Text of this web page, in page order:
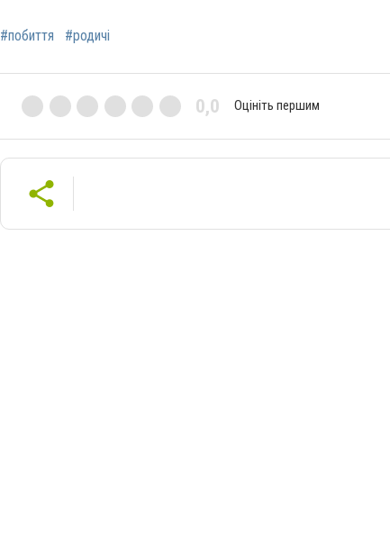
#побиття #родичі
0,0 Оцініть першим